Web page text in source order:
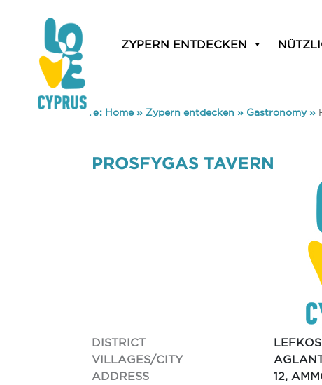
ZYPERN ENTDECKEN
You are here: Home» Zypern entdecken » Gastronomy»
PROSFYGAS TAVERN
DISTRICT
VILLAGES/CITY
ADDRESS
12,